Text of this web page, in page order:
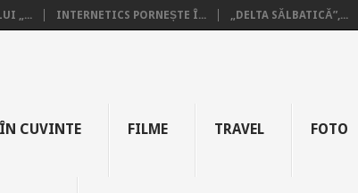
„... INTERNETICS PORNEȘTE Î... „DELTA SĂLBATICĂ”,...
ÎN CUVINTE FILME TRAVEL FOTO